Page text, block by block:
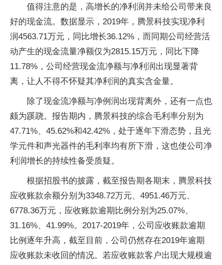
值得注意的是，高增长的净利润并未给公司带来良
好的现金流。数据显示，2019年，腾景科技实现净利
润4563.71万元，同比增长36.12%，而同期公司经营活
动产生的现金流量净额仅为2815.15万元，同比下降
11.78%，公司经营现金流净额与净利润出现显著背
离，让人不得不怀疑其净利润的真实含金量。
除了现金流净额与净例润出现背离外，还有一点也
颇为蹊跷。报告期内，腾景科技的综合毛利率分别为
47.71%、45.62%和42.42%，处于逐年下滑态势，且光
学元件和声光器件的毛利率均有所下滑，这也使公司净
利润增长的持续性备受质疑。
根据招股书的披露，截至报告期各期末，腾景科技
应收账款余额分别为3348.72万元、4951.46万元、
6778.36万元，应收账款逾期比例分别为25.07%、
31.16%、41.99%。2017-2019年，公司应收账款逾期
比例逐年升高，截至目前，公司仍然存在2019年逾期
应收账款未收回的情况。若应收账款客户出现大规模逾